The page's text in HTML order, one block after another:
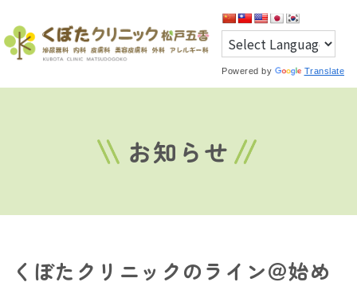
Powered by Translate
お知らせ
くぼたクリニックのライン＠始め